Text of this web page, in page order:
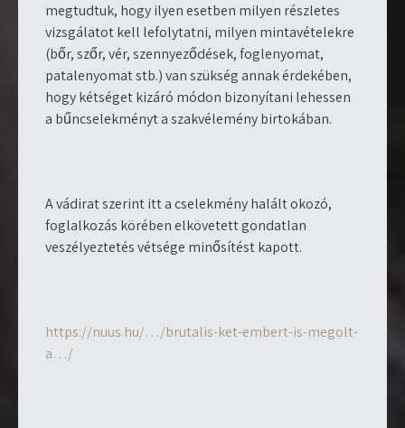
megtudtuk, hogy ilyen esetben milyen részletes
vizsgálatot kell lefolytatni, milyen mintavételekre
(bőr, szőr, vér, szennyeződések, foglenyomat,
patalenyomat stb.) van szükség annak érdekében,
hogy kétséget kizáró módon bizonyítani lehessen
a bűncselekményt a szakvélemény birtokában.
A vádirat szerint itt a cselekmény halált okozó,
foglalkozás körében elkövetett gondatlan
veszélyeztetés vétsége minősítést kapott.
https://nuus.hu/…/brutalis-ket-embert-is-megolt-
a…/